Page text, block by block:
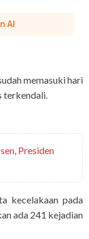
AI
memasuki hari
terkendali.
Presiden
kecelakaan pada
ada 241 kejadian